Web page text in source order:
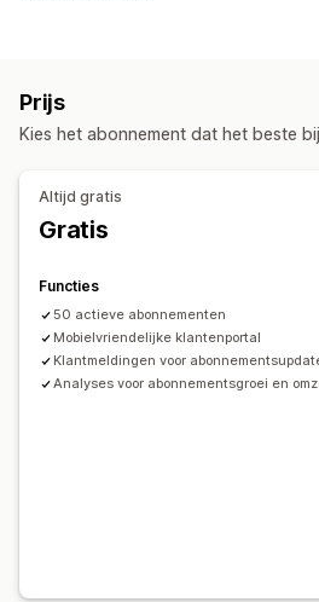
Abonnementen op maat
Terugkerende betalingen
Vaste prijzen
Prijzen per gebruiker
Dynamische prijzen
Mysteryboxen
Prijs
Kies het abonnement dat het beste
Altijd gratis
Gratis
Functies
50 actieve abonnementen
Mobielvriendelijke klantenportal
Klantmeldingen voor
Analyses voor abonnementsgroei en